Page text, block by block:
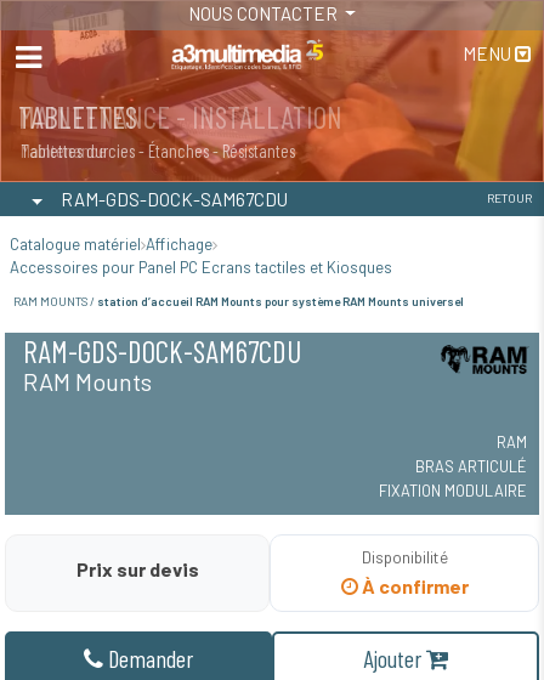
NOUS CONTACTER
MENU
MAINTENANCE - INSTALLATION
Maintenance
TABLETTES
Tablettes durcies - Étanches - Résistantes
RAM-GDS-DOCK-SAM67CDU RETOUR
Catalogue matériel Affichage
Accessoires pour Panel PC Ecrans tactiles et Kiosques
RAM MOUNTS / station d’accueil RAM Mounts pour système RAM Mounts universel
RAM-GDS-DOCK-SAM67CDU
RAM Mounts
RAM
BRAS ARTICULÉ
FIXATION MODULAIRE
Prix sur devis
Disponibilité
À confirmer
Demander
Ajouter